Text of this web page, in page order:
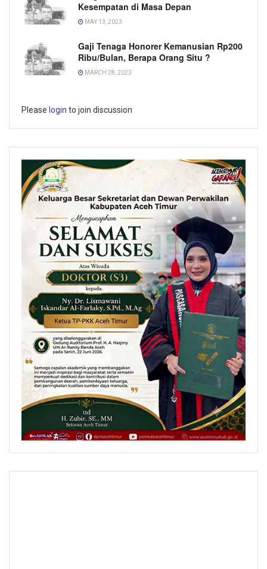
Kesempatan di Masa Depan
MAY 13, 2023
Gaji Tenaga Honorer Kemanusian Rp200
Ribu/Bulan, Berapa Orang Situ ?
MARCH 28, 2023
Please login to join discussion